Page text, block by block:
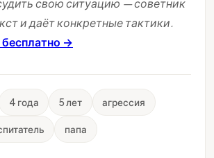
свою ситуацию — советник
и даёт конкретные тактики.
→
4 года 5 лет агрессия
папа